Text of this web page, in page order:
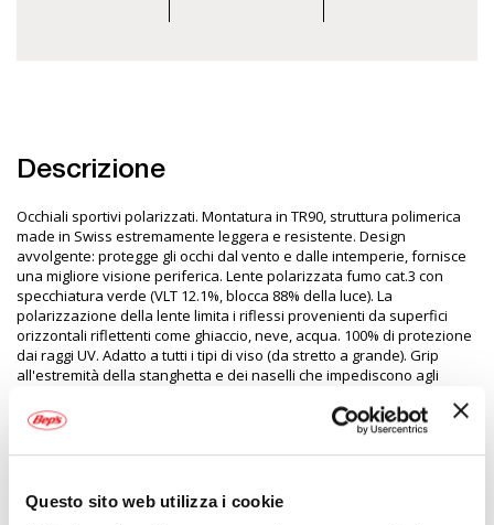
Questo sito web utilizza i cookie
Descrizione
Occhiali sportivi polarizzati. Montatura in TR90, struttura polimerica
made in Swiss estremamente leggera e resistente. Design
avvolgente: protegge gli occhi dal vento e dalle intemperie, fornisce
una migliore visione periferica. Lente polarizzata fumo cat.3 con
specchiatura verde (VLT 12.1%, blocca 88% della luce). La
polarizzazione della lente limita i riflessi provenienti da superfici
orizzontali riflettenti come ghiaccio, neve, acqua. 100% di protezione
dai raggi UV. Adatto a tutti i tipi di viso (da stretto a grande). Grip
all'estremità della stanghetta e dei naselli che impediscono agli